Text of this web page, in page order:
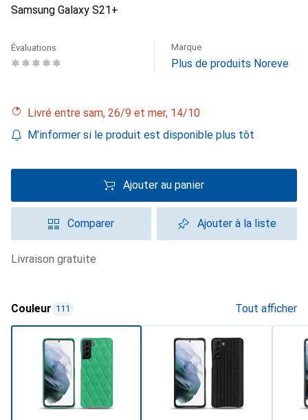
Samsung Galaxy S21+
Évaluations Marque
Plus de produits Noreve
Livré entre sam, 26/9 et mer, 14/10
M'informer si le produit est disponible plus tôt
Ajouter au panier
Comparer Ajouter à la liste
livraison gratuite
Couleur 111 Tout afficher